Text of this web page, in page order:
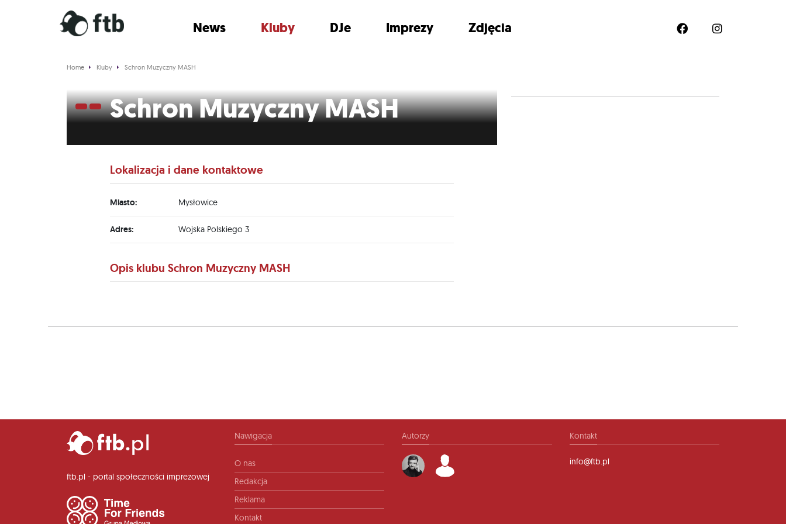
News Kluby DJe Imprezy Zdjęcia
Home Kluby Schron Muzyczny MASH
Schron Muzyczny MASH
Lokalizacja i dane kontaktowe
Miasto: Mysłowice
Adres: Wojska Polskiego 3
Opis klubu Schron Muzyczny MASH
ftb.pl - portal społeczności imprezowej
Nawigacja
O nas
Redakcja
Reklama
Kontakt
Autorzy Kontakt
info@ftb.pl